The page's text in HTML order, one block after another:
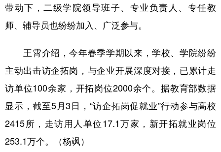
带动下，二级学院领导班子、专业负责人、专任教
师、辅导员也纷纷加入、广泛参与。
王霄介绍，今年春季学期以来，学校、学院纷纷
主动出击访企拓岗，与企业开展深度对接，已累计走
访单位100余家，开拓岗位2000余个。据教育部数据
显示，截至5月3日，“访企拓岗促就业”行动参与高校
2415所，走访用人单位17.1万家，新开拓就业岗位
253.1万个。（杨飒）